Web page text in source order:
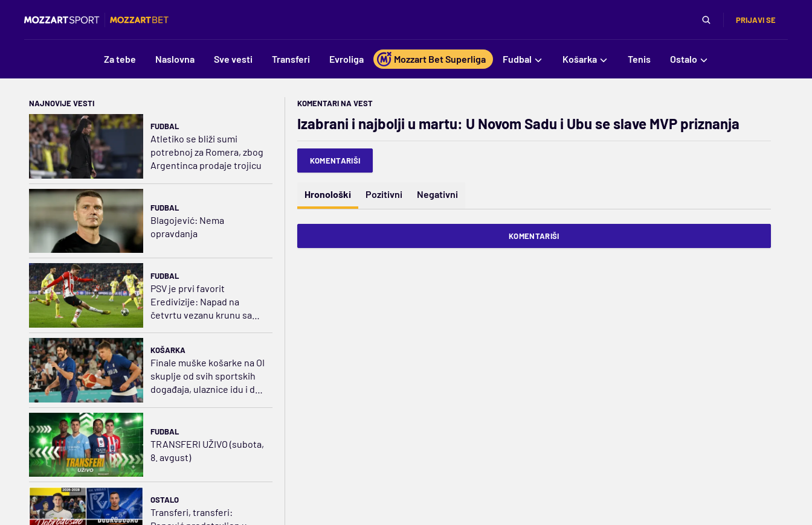
PRIJAVI SE
Za tebe Naslovna Sve vesti Transferi Evroliga Mozzart Bet Superliga Fudbal Košarka Tenis Ostalo
NAJNOVIJE VESTI
FUDBAL
Atletiko se bliži sumi
potrebnoj za Romera, zbog
Argentinca prodaje trojicu
FUDBAL
Blagojević: Nema
opravdanja
FUDBAL
PSV je prvi favorit
Eredivizije: Napad na
četvrtu vezanu krunu sa
KOŠARKA
Finale muške košarke na OI
skuplje od svih sportskih
događaja, ulaznice idu i do
FUDBAL
TRANSFERI UŽIVO (subota,
8. avgust)
OSTALO
Transferi, transferi:
KOMENTARI NA VEST
Izabrani i najbolji u martu: U Novom Sadu i Ubu se slave MVP priznanja
KOMENTARIŠI
Hronološki Pozitivni Negativni
KOMENTARIŠI